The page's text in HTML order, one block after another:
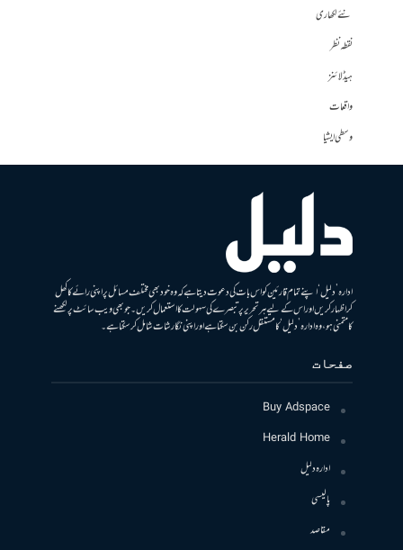
نئے لکھاری
نقطہ نظر
ہیڈلائنز
واقعات
وسطی ایشیا
ادارہ ’دلیل‘ اپنے تمام قارئین کو اس بات کی دعوت دیتا ہے کہ وہ خود بھی مختلف مسائل پر اپنی رائے کا کھل
کر اظہار کریں اور اس کے لیے ہر تحریر پر تبصرے کی سہولت کا استعمال کریں۔ جو بھی ویب سائٹ پر لکھنے
کا متمنی ہو، وہ ادارہ ’دلیل‘ کا مستقل رکن بن سکتا ہے اور اپنی نگارشات شامل کرسکتا ہے۔
صفحات
Buy Adspace
Herald Home
ادارہ دلیل
پالیسی
مقاصد